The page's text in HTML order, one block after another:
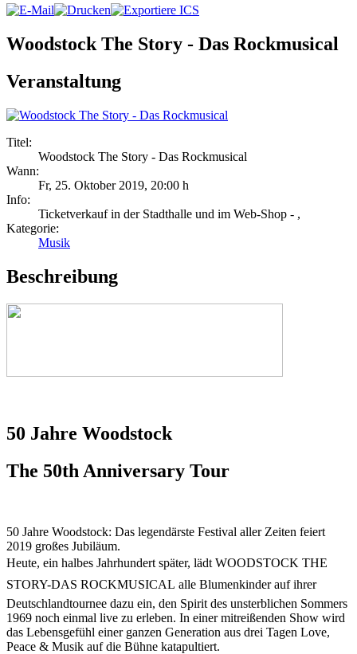
Woodstock The Story - Das Rockmusical
Veranstaltung
Titel:
Woodstock The Story - Das Rockmusical
Wann:
Fr, 25. Oktober 2019, 20:00 h
Info:
Ticketverkauf in der Stadthalle und im Web-Shop - ,
Kategorie:
Musik
Beschreibung
50 Jahre Woodstock
The 50th Anniversary Tour
50 Jahre Woodstock: Das legendärste Festival aller Zeiten feiert
2019 großes Jubiläum.
Heute, ein halbes Jahrhundert später, lädt WOODSTOCK THE
STORY-DAS ROCKMUSICAL alle Blumenkinder auf ihrer
Deutschlandtournee dazu ein, den Spirit des unsterblichen Sommers
1969 noch einmal live zu erleben. In einer mitreißenden Show wird
das Lebensgefühl einer ganzen Generation aus drei Tagen Love,
Peace & Musik auf die Bühne katapultiert.